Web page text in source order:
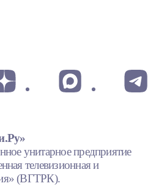
унитарное предприятие
телевизионная и
(ВГТРК).